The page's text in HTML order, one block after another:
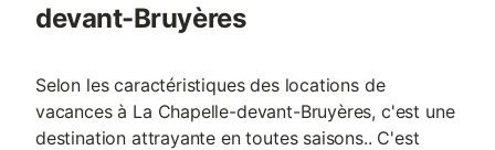
devant-Bruyères
Selon les caractéristiques des locations de
vacances à La Chapelle-devant-Bruyères, c'est une
destination attrayante en toutes saisons.. C'est